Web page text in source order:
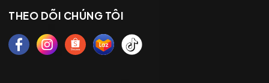
THEO DÕI CHÚNG TÔI